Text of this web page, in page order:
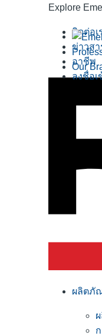
Explore
Our
ติดต่อเ
ข่าวสา
อาชีพ
ลงชื่อเ
ผลิตภั